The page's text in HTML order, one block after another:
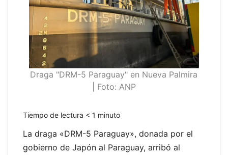
Draga "DRM-5 Paraguay" en Nueva Palmira
| Foto: ANP
Tiempo de lectura < 1 minuto
La draga «DRM-5 Paraguay», donada por el
gobierno de Japón al Paraguay, arribó al